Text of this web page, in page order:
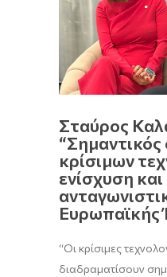
Σταύρος
κρίσιμων
ενίσχυση
Ευρωπαϊκής
“Οι κρίσιμες
διαδραματίσουν